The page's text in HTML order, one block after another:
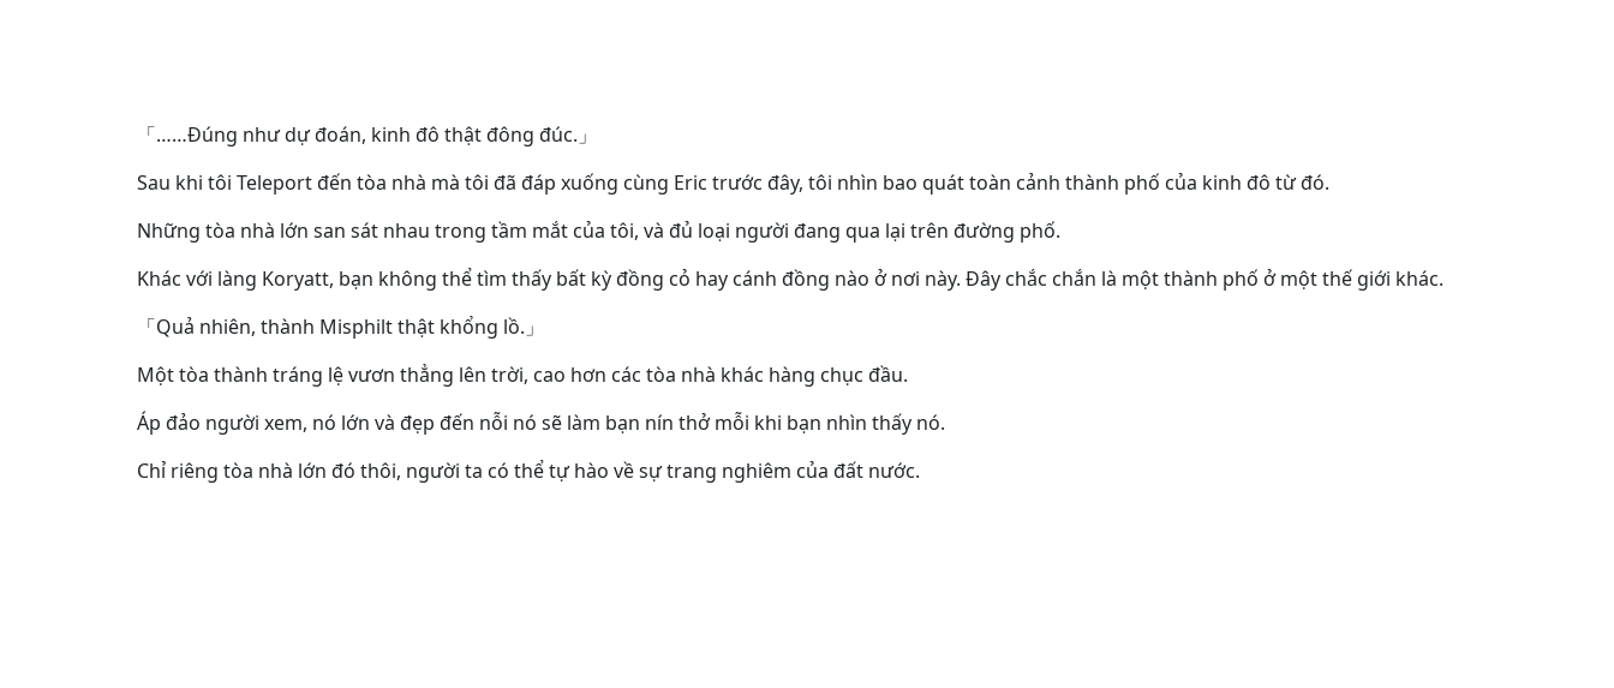
「……Đúng như dự đoán, kinh đô thật đông đúc.」
Sau khi tôi Teleport đến tòa nhà mà tôi đã đáp xuống cùng Eric trước đây, tôi nhìn bao quát toàn cảnh thành phố của kinh đô từ đó.
Những tòa nhà lớn san sát nhau trong tầm mắt của tôi, và đủ loại người đang qua lại trên đường phố.
Khác với làng Koryatt, bạn không thể tìm thấy bất kỳ đồng cỏ hay cánh đồng nào ở nơi này. Đây chắc chắn là một thành phố ở một thế giới khác.
「Quả nhiên, thành Misphilt thật khổng lồ.」
Một tòa thành tráng lệ vươn thẳng lên trời, cao hơn các tòa nhà khác hàng chục đầu.
Áp đảo người xem, nó lớn và đẹp đến nỗi nó sẽ làm bạn nín thở mỗi khi bạn nhìn thấy nó.
Chỉ riêng tòa nhà lớn đó thôi, người ta có thể tự hào về sự trang nghiêm của đất nước.